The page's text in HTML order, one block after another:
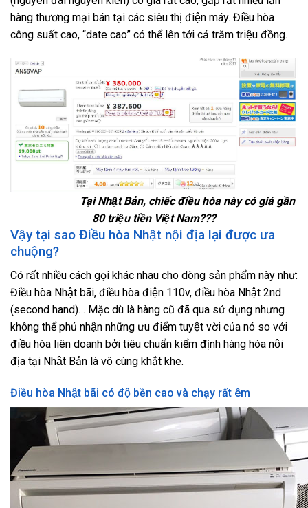
hàng thương mại bán tại các siêu thị điện máy. Điều hòa
công suất cao, “date cao” có thể lên tới cả trăm triệu đồng.
Tại Nhật Bản, chiếc điều hòa này có giá gần
80 triệu tiền Việt Nam???
Vậy tại sao Điều hòa Nhật nội địa lại được ưa
chuộng?
Có rất nhiều cách gọi khác nhau cho dòng sản phẩm này như:
Điều hòa Nhật bãi, điều hòa điện 110v, điều hòa Nhật 2nd
(second hand)… Mặc dù là hàng cũ đã qua sử dụng nhưng
không thể phủ nhận những ưu điểm tuyệt vời của nó so với
điều hòa liên doanh bởi tiêu chuẩn kiểm định hàng hóa nội
địa tại Nhật Bản là vô cùng khắt khe.
Điều hòa Nhật bãi có độ bền cao và chạy rất êm